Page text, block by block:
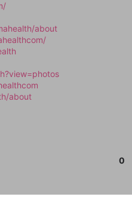
about
about
0
信
内容